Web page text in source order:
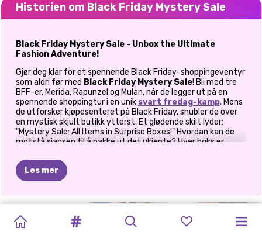
Historien om Black Friday Mystery Sale
Black Friday Mystery Sale - Unbox the Ultimate
Fashion Adventure!
Gjør deg klar for et spennende Black Friday-shoppingeventyr
som aldri før med Black Friday Mystery Sale! Bli med tre
BFF-er, Merida, Rapunzel og Mulan, når de legger ut på en
spennende shoppingtur i en unik svart fredag-kamp. Mens
de utforsker kjøpesenteret på Black Friday, snubler de over
en mystisk skjult butikk ytterst. Et glødende skilt lyder:
"Mystery Sale: All Items in Surprise Boxes!" Hvordan kan de
motstå sjansen til å pakke ut det ukjente? Hver boks er
en glamorøs designerkjole, stilige sko eller sære tilbehør!
Hvordan spille Black Friday Mystery Sale?
IBlack Friday Mystery Salehjelper du BFF-ene med å
mystiske elementene de pakker ut. Hver karakter har et
Les mer
2024
HØSTGALLA
ESTETIKK
PRINSESSER
BLACK
HØSTDRONNINGENS
SKJØNNHETSKONKURRANSE
PRINSESSENS
FAVORITT
PRINCESS